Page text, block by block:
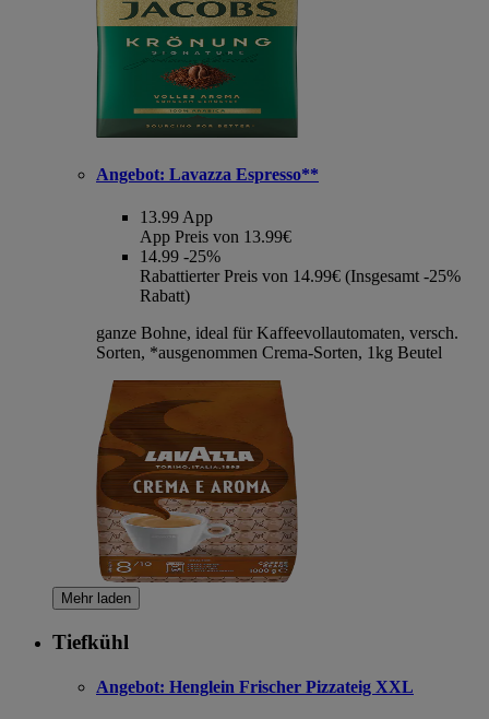
Angebot: Lavazza Espresso**
13.99 App
App Preis von 13.99€
14.99 -25%
Rabattierter Preis von 14.99€ (Insgesamt -25%
Rabatt)
ganze Bohne, ideal für Kaffeevollautomaten, versch.
Sorten, *ausgenommen Crema-Sorten, 1kg Beutel
Mehr laden
Tiefkühl
Angebot: Henglein Frischer Pizzateig XXL